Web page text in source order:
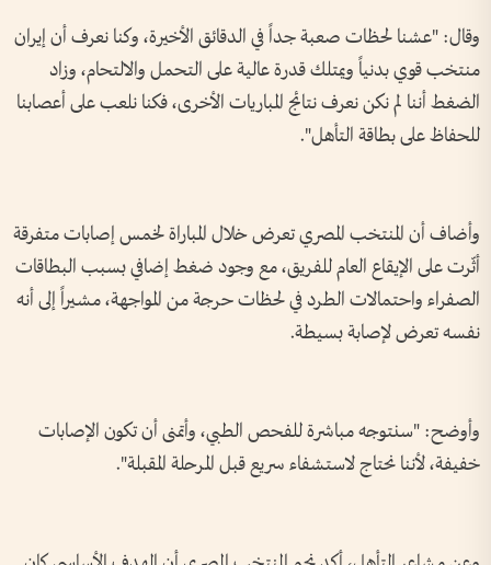
وقال: "عشنا لحظات صعبة جداً في الدقائق الأخيرة، وكنا نعرف أن إيران
منتخب قوي بدنياً ويمتلك قدرة عالية على التحمل والالتحام، وزاد
الضغط أننا لم نكن نعرف نتائج المباريات الأخرى، فكنا نلعب على أعصابنا
للحفاظ على بطاقة التأهل".
وأضاف أن المنتخب المصري تعرض خلال المباراة لخمس إصابات متفرقة
أثّرت على الإيقاع العام للفريق، مع وجود ضغط إضافي بسبب البطاقات
الصفراء واحتمالات الطرد في لحظات حرجة من المواجهة، مشيراً إلى أنه
نفسه تعرض لإصابة بسيطة.
وأوضح: "سنتوجه مباشرة للفحص الطبي، وأتمنى أن تكون الإصابات
خفيفة، لأننا نحتاج لاستشفاء سريع قبل المرحلة المقبلة".